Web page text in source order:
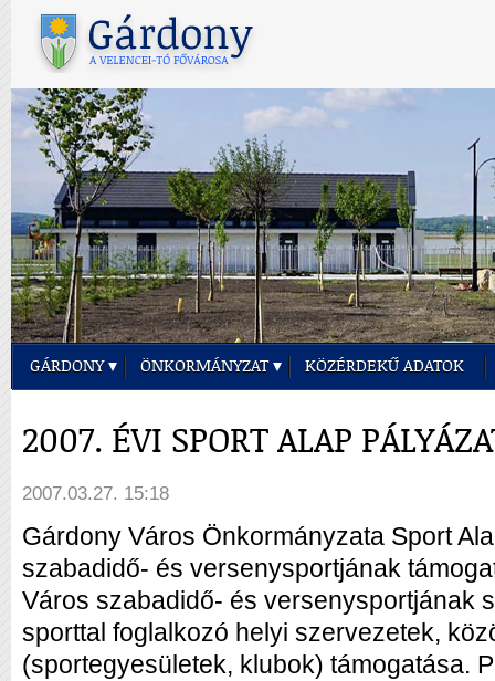
GÁRDONY ÖNKORMÁNYZAT KÖZÉRDEKŰ ADATOK
2007. ÉVI SPORT ALAP
2007.03.27. 15:18
Gárdony Város Önkormányzata Sport
szabadidő- és versenysportjának
Város szabadidő- és versenysportjának
sporttal foglalkozó helyi szervezetek,
(sportegyesületek, klubok) támogatása.